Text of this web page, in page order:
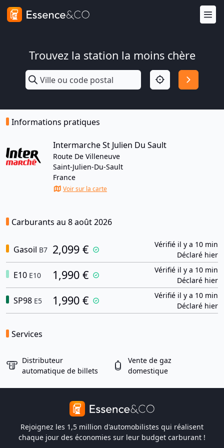
Trouvez la station la moins chère
Informations pratiques
Intermarche St Julien Du Sault
Route De Villeneuve
Saint-Julien-Du-Sault
France
Voir sur la carte
Carburants au 8 août 2026
Gasoil B7 2,099 €
Vérifié il y a 10 min
Déclaré hier
E10 E10 1,990 €
Vérifié il y a 10 min
Déclaré hier
SP98 E5 1,990 €
Vérifié il y a 10 min
Déclaré hier
Services
Distributeur
automatique de billets
Vente de gaz
domestique
Rejoignez les 1,5 million d'automobilistes qui réalisent
chaque jour des économies sur leur budget carburant !